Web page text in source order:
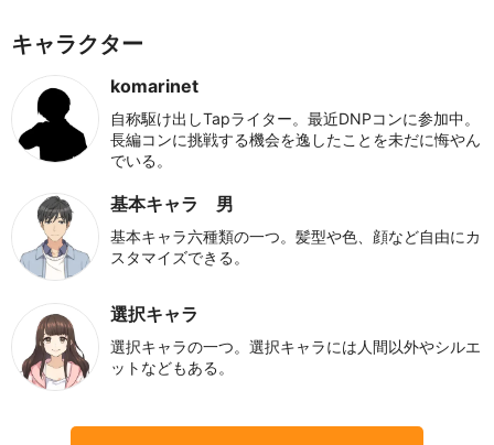
キャラクター
komarinet
自称駆け出しTapライター。最近DNPコンに参加中。
長編コンに挑戦する機会を逸したことを未だに悔やん
でいる。
基本キャラ 男
基本キャラ六種類の一つ。髪型や色、顔など自由にカ
スタマイズできる。
選択キャラ
選択キャラの一つ。選択キャラには人間以外やシルエ
ットなどもある。